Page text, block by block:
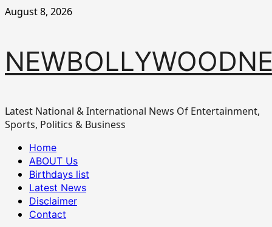
Skip
August 8, 2026
Latest National & International News Of Entertainment,
Sports, Politics & Business
Primary
Menu
Home
ABOUT Us
Birthdays list
Latest News
Disclaimer
Contact